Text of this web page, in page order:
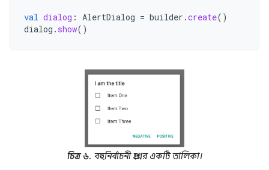
val dialog : AlertDialog = builder .create()
dialog . show()
চিত্র ৬. বহুনির্বাচনী প্রশ্নের একটি তালিকা।